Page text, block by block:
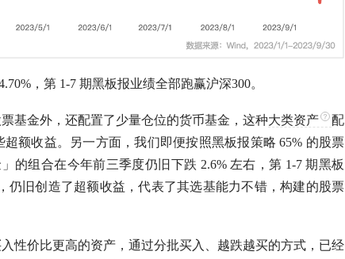
，第 1-7 期黑板报业绩全部跑赢沪深300。
基金外，还配置了少量仓位的货币基金，这种大类资产
配
超额收益。另一方面，我们即便按照黑板报策略 65% 的股票
的组合在今年前三季度仍旧下跌 2.6% 左右，第 1-7 期黑板
仍旧创造了超额收益 ，代表了其选基能力不错，构建的股票
性价比更高的资产，通过分批买入、越跌越买的方式，已经